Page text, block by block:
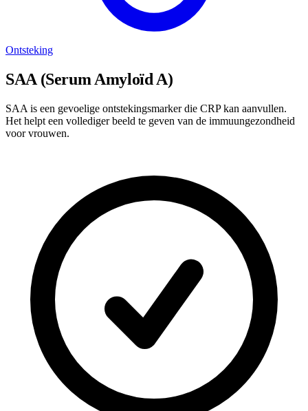
Ontsteking
SAA (Serum Amyloïd A)
SAA is een gevoelige ontstekingsmarker die CRP kan aanvullen.
Het helpt een vollediger beeld te geven van de immuungezondheid
voor vrouwen.